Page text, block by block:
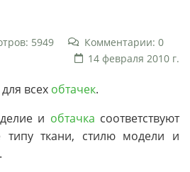
5949
Комментарии: 0
14 февраля 2010 г.
всех обтачек.
и обтачка соответствуют
типу ткани, стилю модели и